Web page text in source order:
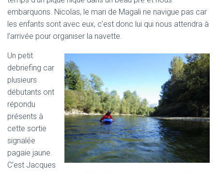
embarquons. Nicolas, le mari de Magali ne navigue pas car
les enfants sont avec eux, c’est donc lui qui nous attendra à
l’arrivée pour organiser la navette.
Un petit
debriefing car
plusieurs
débutants ont
répondu
présents à
cette sortie
signalée
pagaie jaune.
C’est Jacques